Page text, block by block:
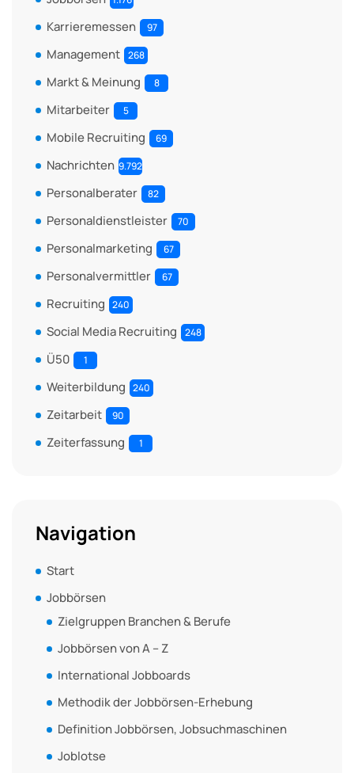
Karrieremessen 97
Management 268
Markt & Meinung 8
Mitarbeiter 5
Mobile Recruiting 69
Nachrichten 9.792
Personalberater 82
Personaldienstleister 70
Personalmarketing 67
Personalvermittler 67
Recruiting 240
Social Media Recruiting 248
Ü50 1
Weiterbildung 240
Zeitarbeit 90
Zeiterfassung 1
Navigation
Start
Jobbörsen
Zielgruppen Branchen & Berufe
Jobbörsen von A – Z
International Jobboards
Methodik der Jobbörsen-Erhebung
Definition Jobbörsen, Jobsuchmaschinen
Joblotse